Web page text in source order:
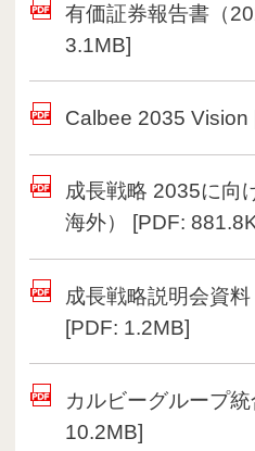
有価証券報告書（
3.1MB]
Calbee 2035 Vision
成長戦略 2035に向
海外） [PDF:
成長戦略説明会資
[PDF: 1.2MB]
カルビーグループ
10.2MB]